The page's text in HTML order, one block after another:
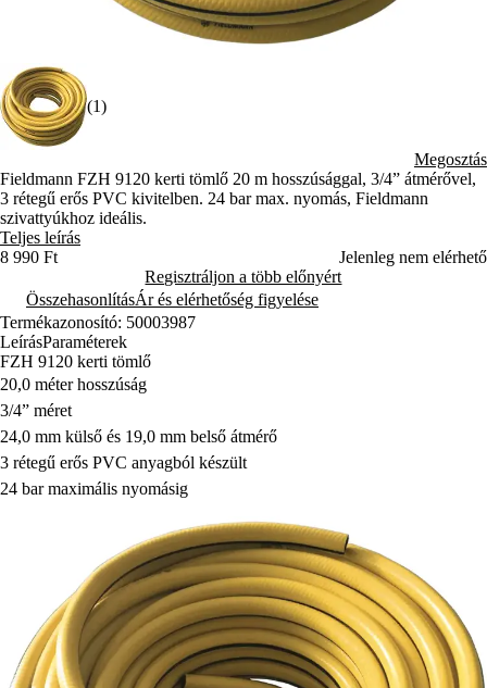
(1)
Megosztás
Fieldmann FZH 9120 kerti tömlő 20 m hosszúsággal, 3/4” átmérővel,
3 rétegű erős PVC kivitelben. 24 bar max. nyomás, Fieldmann
szivattyúkhoz ideális.
Teljes leírás
8 990 Ft
Jelenleg nem elérhető
Regisztráljon a több előnyért
ÖsszehasonlításÁr és elérhetőség figyelése
Termékazonosító: 50003987
LeírásParaméterek
FZH 9120 kerti tömlő
20,0 méter hosszúság
3/4” méret
24,0 mm külső és 19,0 mm belső átmérő
3 rétegű erős PVC anyagból készült
24 bar maximális nyomásig